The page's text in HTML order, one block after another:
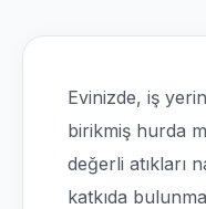
Evinizde, iş
birikmiş hurda
değerli atıkları
katkıda